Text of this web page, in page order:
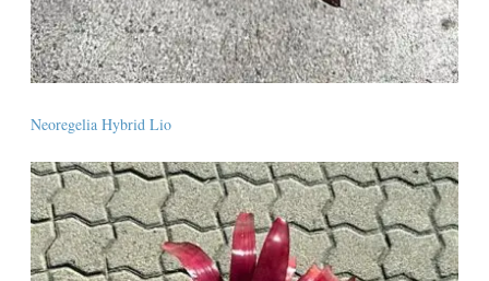
Neoregelia Hybrid Lio